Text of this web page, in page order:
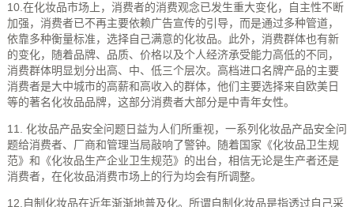
10.在化妆品市场上，消费者的消费观念已发生重大变化，自主性不断
加强，消费者已不再主要依赖广告宣传的引导，而是通过多种管道，
依靠多种衡量标准，选择自己满意的化妆品。此外，消费群体也有新
的变化，随着品牌、品质、价格以及个人经济承受能力高低的不同，
消费群体明显划分出高、中、低三个层次。高档进口名牌产品的主要
消费者是大中城市的高薪和高收入的群体，他们主要选择来自欧美日
等的著名化妆品品牌，这部分消费者大部分是中青年女性。
11. 化妆品产品安全问题日益为人们所重视，一系列化妆品产品安全问
题给消费者、厂商和管理当局敲响了警钟。随着国家《化妆品卫生规
范》和《化妆品生产企业卫生规范》的出台，相信无论是生产者还是
消费者，在化妆品消费市场上的行为均会有所调整。
12.自制化妆品在近年渐渐地普及化。所谓自制化妆品是指透过自己采